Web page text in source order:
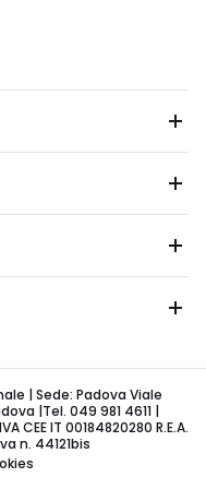
| Sede: Padova Viale
|Tel. 049 981 4611 |
CEE IT 00184820280 R.E.A.
n. 44121bis